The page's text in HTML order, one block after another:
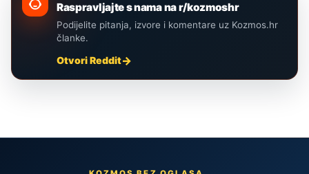
Raspravljajte s nama na r/kozmoshr
Podijelite pitanja, izvore i komentare uz Kozmos.hr
članke.
Otvori Reddit